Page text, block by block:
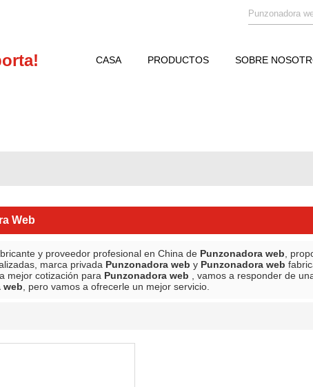
CASA PRODUCTOS SOBRE
Web
y proveedor profesional en China de Punzonadora web ,
marca privada Punzonadora web y Punzonadora web
mejor cotización para Punzonadora web , vamos a responder de
web , pero vamos a ofrecerle un mejor servicio.